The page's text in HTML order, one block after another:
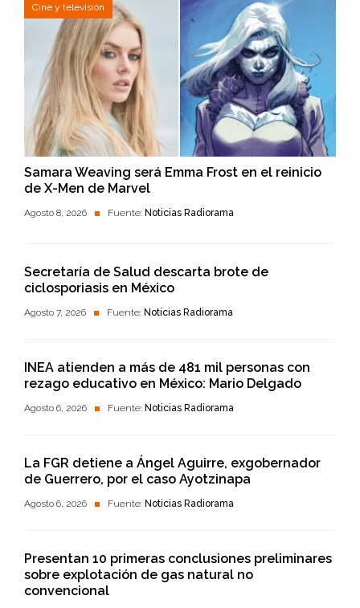
Cine y televisión
Samara Weaving será Emma Frost en el reinicio
de X-Men de Marvel
Agosto 8, 2026 Fuente: Noticias Radiorama
Secretaría de Salud descarta brote de
ciclosporiasis en México
Agosto 7, 2026 Fuente: Noticias Radiorama
INEA atienden a más de 481 mil personas con
rezago educativo en México: Mario Delgado
Agosto 6, 2026 Fuente: Noticias Radiorama
La FGR detiene a Ángel Aguirre, exgobernador
de Guerrero, por el caso Ayotzinapa
Agosto 6, 2026 Fuente: Noticias Radiorama
Presentan 10 primeras conclusiones preliminares
sobre explotación de gas natural no
convencional